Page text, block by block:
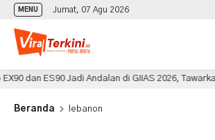
MENU Jumat, 07 Agu 2026
dan ES90 Jadi Andalan di GIIAS 2026, Tawarkan
Beranda lebanon